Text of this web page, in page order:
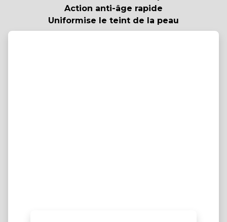
Action anti-âge rapide
Uniformise le teint de la peau